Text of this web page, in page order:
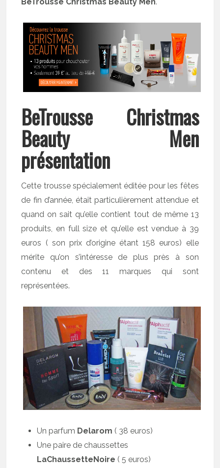
BeTrousse Christmas Beauty Men.
BeTrousse Christmas
Beauty Men
présentation
Cette trousse spécialement éditée pour les fêtes
de fin d’année, était particulièrement attendue et
quand on sait qu’elle contient tout de même 13
produits, en full size et qu’elle est vendue à 39
euros ( son prix d’origine étant 158 euros) elle
mérite qu’on s’intéresse de plus près à son
contenu et des 11 marques qui sont
représentées.
Un parfum Delarom ( 38 euros)
Une paire de chaussettes
LaChaussetteNoire ( 5 euros)